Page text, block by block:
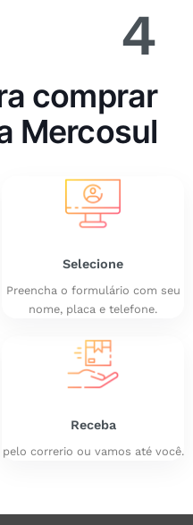
4
comprar
Mercosul
Selecione
Preencha o formulário com seu
nome, placa e telefone.
Receba
pelo correrio ou vamos até você.